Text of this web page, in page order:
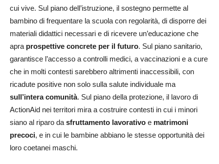
cui vive. Sul piano dell’istruzione, il sostegno permette al
bambino di frequentare la scuola con regolarità, di disporre dei
materiali didattici necessari e di ricevere un’educazione che
apra prospettive concrete per il futuro. Sul piano sanitario,
garantisce l’accesso a controlli medici, a vaccinazioni e a cure
che in molti contesti sarebbero altrimenti inaccessibili, con
ricadute positive non solo sulla salute individuale ma
sull’intera comunità. Sul piano della protezione, il lavoro di
ActionAid nei territori mira a costruire contesti in cui i minori
siano al riparo da sfruttamento lavorativo e matrimoni
precoci, e in cui le bambine abbiano le stesse opportunità dei
loro coetanei maschi.